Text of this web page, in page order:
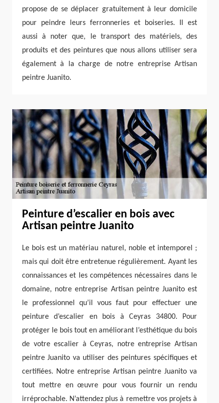
propose de se déplacer gratuitement à leur domicile
pour peindre leurs ferronneries et boiseries. Il est
aussi à noter que, le transport des matériels, des
produits et des peintures que nous allons utiliser sera
également à la charge de notre entreprise Artisan
peintre Juanito.
Peinture d’escalier en bois avec
Artisan peintre Juanito
Le bois est un matériau naturel, noble et intemporel ;
mais qui doit être entretenue régulièrement. Ayant les
connaissances et les compétences nécessaires dans le
domaine, notre entreprise Artisan peintre Juanito est
le professionnel qu’il vous faut pour effectuer une
peinture d’escalier en bois à Ceyras 34800. Pour
protéger le bois tout en améliorant l’esthétique du bois
de votre escalier à Ceyras, notre entreprise Artisan
peintre Juanito va utiliser des peintures spécifiques et
certifiées. Notre entreprise Artisan peintre Juanito va
tout mettre en œuvre pour vous fournir un rendu
irréprochable. N’attendez plus à remettre vos projets à